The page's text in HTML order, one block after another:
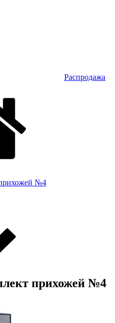
Распродажа
№4
прихожей №4